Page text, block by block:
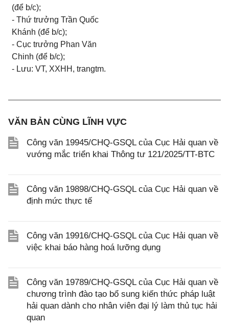
(để b/c);
- Thứ trưởng Trần Quốc
Khánh (để b/c);
- Cục trưởng Phan Văn
Chinh (để b/c);
- Lưu: VT, XXHH, trangtm.
VĂN BẢN CÙNG LĨNH VỰC
Công văn 19945/CHQ-GSQL của Cục Hải quan về
vướng mắc triển khai Thông tư 121/2025/TT-BTC
Công văn 19898/CHQ-GSQL của Cục Hải quan về
định mức thực tế
Công văn 19916/CHQ-GSQL của Cục Hải quan về
việc khai báo hàng hoá lưỡng dụng
Công văn 19789/CHQ-GSQL của Cục Hải quan về
chương trình đào tạo bổ sung kiến thức pháp luật
hải quan dành cho nhân viên đại lý làm thủ tục hải
quan